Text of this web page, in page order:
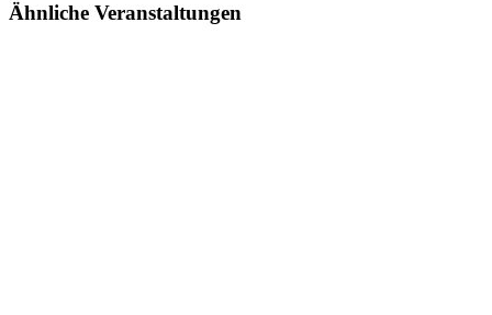
Ähnliche Veranstaltungen